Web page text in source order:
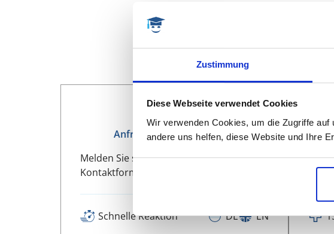
Zustimmung
Diese Webseite verwendet Cookies
Wir verwenden Cookies, um die Zugriffe
andere uns helfen, diese Website und Ihre
Anfrage bei studi-lektor.de
Melden Sie sich über unser
Kontaktformular, Telefon oder Mail
Schnelle Reaktion DE EN